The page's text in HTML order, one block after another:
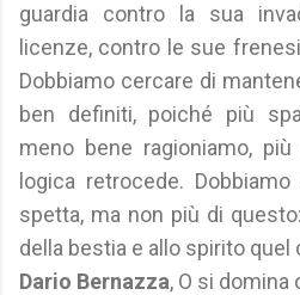
guardia contro la sua
licenze, contro le sue
Dobbiamo cercare di
ben definiti, poiché più
meno bene ragioniamo,
logica retrocede.
spetta, ma non più di
della bestia e allo spirito quel
Dario Bernazza, O si domina